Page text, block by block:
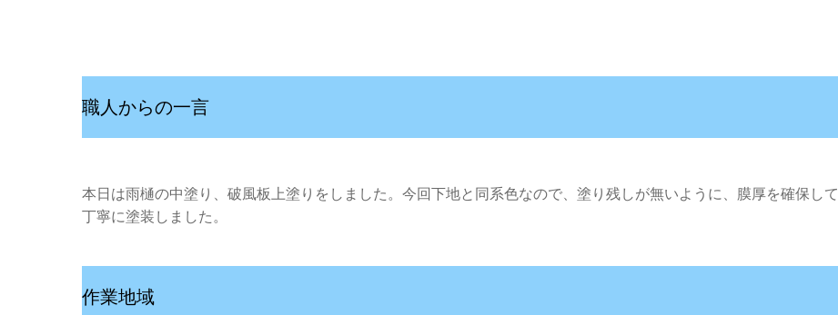
職人からの一言
本日は雨樋の中塗り、破風板上塗りをしました。今回下地と同系色なので、塗り残しが無いように、膜厚を確保して
丁寧に塗装しました。
作業地域